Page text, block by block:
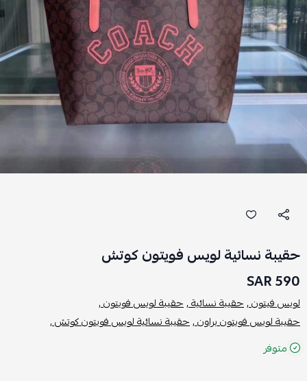
حقيبة نسائية لويس فويتون كوتش
590 SAR
لويس فيتون ,حقيبة نسائية ,حقيبة لويس فويتون ,
حقيبة لويس فويتون براون ,حقيبة نسائية لويس فويتون كوتش ,
متوفر